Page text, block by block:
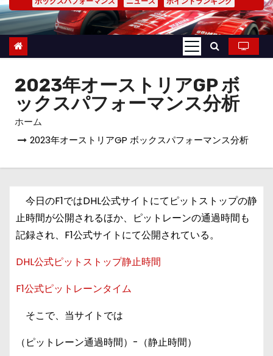
2023年オーストリアGP ボ
ックスパフォーマンス分析
ホーム
2023年オーストリアGP ボックスパフォーマンス分析
今日のF1ではDHL公式サイトにてピットストップの静
止時間が公開されるほか、ピットレーンの通過時間も
記録され、F1公式サイトにて公開されている。
DHL公式ピットストップ静止時間
F1公式ピットレーンタイム
そこで、当サイトでは
（ピットレーン通過時間）-（静止時間）